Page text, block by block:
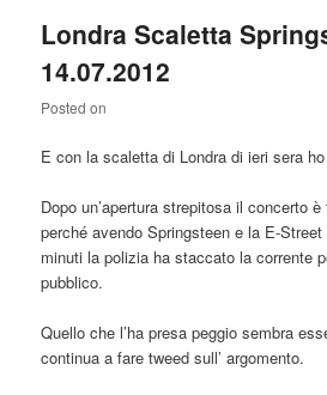
Londra Scaletta
14.07.2012
Posted on
E con la scaletta di Londra di ieri sera
Dopo un’apertura strepitosa il concerto
perché avendo Springsteen e la E-
minuti la polizia ha staccato la corrente
pubblico.
Quello che l’ha presa peggio sembra
continua a fare tweed sull’ argomento.